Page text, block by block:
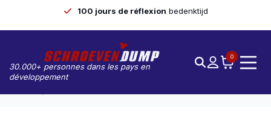
100 jours de réflexion bedenktijd
30.000+ personnes dans les pays en
développement
0